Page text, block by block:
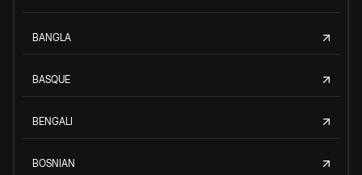
BANGLA
BASQUE
BENGALI
BOSNIAN